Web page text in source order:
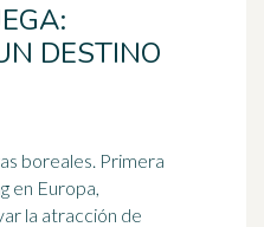
DESTINO
boreales. Primera
en Europa,
la atracción de